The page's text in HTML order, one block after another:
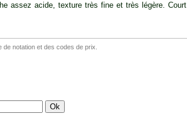
assez acide, texture très fine et très légère. Court
notation et des codes de prix.